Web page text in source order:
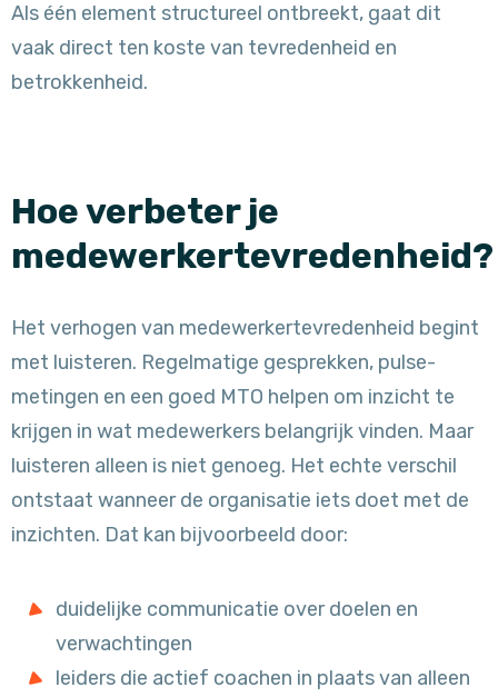
Als één element structureel ontbreekt, gaat dit
vaak direct ten koste van tevredenheid en
betrokkenheid.
Hoe verbeter je
Het verhogen van medewerkertevredenheid begint
met luisteren. Regelmatige gesprekken, pulse-
metingen en een goed MTO helpen om inzicht te
krijgen in wat medewerkers belangrijk vinden. Maar
luisteren alleen is niet genoeg. Het echte verschil
ontstaat wanneer de organisatie iets doet met de
inzichten. Dat kan bijvoorbeeld door:
duidelijke communicatie over doelen en
verwachtingen
leiders die actief coachen in plaats van alleen